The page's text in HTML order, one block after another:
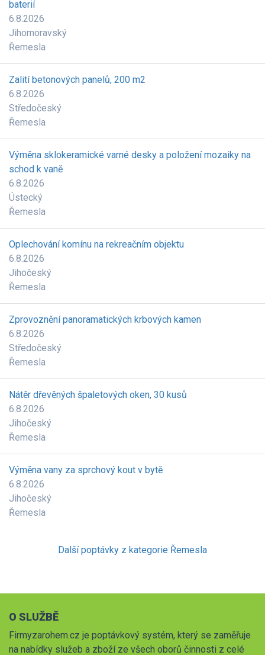
baterií
6.8.2026
Jihomoravský
Řemesla
Zalití betonových panelů, 200 m2
6.8.2026
Středočeský
Řemesla
Výměna sklokeramické varné desky a položení mozaiky na
schod k vaně
6.8.2026
Ústecký
Řemesla
Oplechování komínu na rekreačním objektu
6.8.2026
Jihočeský
Řemesla
Zprovoznění panoramatických krbových kamen
6.8.2026
Středočeský
Řemesla
Nátěr dřevěných špaletových oken, 30 kusů
6.8.2026
Jihočeský
Řemesla
Výměna vany za sprchový kout v bytě
6.8.2026
Jihočeský
Řemesla
Další poptávky z kategorie Řemesla
O SLUŽBĚ
Firmyzarohem.cz je poptávkový systém, který se zaměřuje
na nabídky služeb a zboží ze všech oborů činnosti z celé